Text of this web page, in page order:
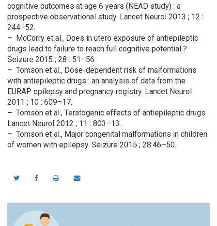
cognitive outcomes at age 6 years (NEAD study) : a
prospective observational study. Lancet Neurol 2013 ; 12 :
244–52.
– McCorry et al., Does in utero exposure of antiepileptic
drugs lead to failure to reach full cognitive potential ?
Seizure 2015 ; 28 : 51–56.
– Tomson et al., Dose-dependent risk of malformations
with antiepileptic drugs : an analysis of data from the
EURAP epilepsy and pregnancy registry. Lancet Neurol
2011 ; 10 : 609–17.
– Tomson et al., Teratogenic effects of antiepileptic drugs.
Lancet Neurol 2012 ; 11 : 803–13.
– Tomson et al., Major congenital malformations in children
of women with epilepsy. Seizure 2015 ; 28:46–50.